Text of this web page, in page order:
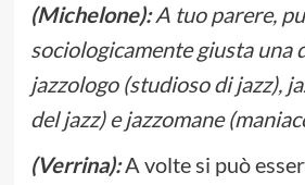
(Michelone):A tuo parere,
sociologicamente giusta una
jazzologo (studioso di jazz),
del jazz) e jazzomane
(Verrina):A volte si può